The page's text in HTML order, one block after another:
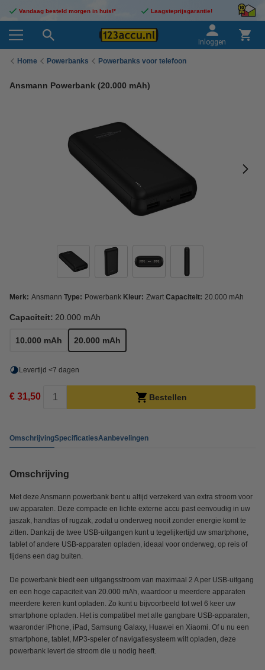
Vandaag besteld morgen in huis!* Laagsteprijsgarantie!
Inloggen
Home Powerbanks Powerbanks voor telefoon
Ansmann Powerbank (20.000 mAh)
Merk: Ansmann Type: Powerbank Kleur: Zwart Capaciteit: 20.000 mAh
Capaciteit: 20.000 mAh
10.000 mAh 20.000 mAh
Levertijd <7 dagen
€ 31,50 Bestellen
OmschrijvingSpecificatiesAanbevelingen
Omschrijving
Met deze Ansmann powerbank bent u altijd verzekerd van extra stroom voor
uw apparaten. Deze compacte en lichte externe accu past eenvoudig in uw
jaszak, handtas of rugzak, zodat u onderweg nooit zonder energie komt te
zitten. Dankzij de twee USB-uitgangen kunt u tegelijkertijd uw smartphone,
tablet of andere USB-apparaten opladen, ideaal voor onderweg, op reis of
tijdens een dag buiten.
De powerbank biedt een uitgangsstroom van maximaal 2 A per USB-uitgang
en een hoge capaciteit van 20.000 mAh, waardoor u meerdere apparaten
meerdere keren kunt opladen. Zo kunt u bijvoorbeeld tot wel 6 keer uw
smartphone opladen. Het is compatibel met alle gangbare USB-apparaten,
waaronder iPhone, iPad, Samsung Galaxy, Huawei en Xiaomi. Of u nu een
smartphone, tablet, MP3-speler of navigatiesysteem wilt opladen, deze
powerbank levert de stroom die u nodig heeft.